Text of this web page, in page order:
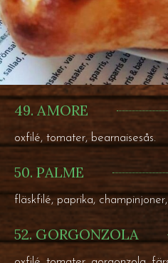
49. AMORE
oxfilé, tomater, bearnaisesås.
50. PALME
fläskfilé, paprika,
52. GORGONZOLA